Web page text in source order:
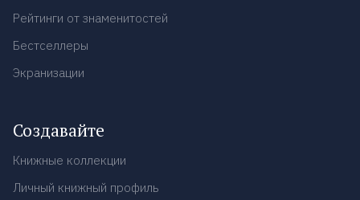
Рейтинги от знаменитостей
Бестселлеры
Экранизации
Создавайте
Книжные коллекции
Личный книжный профиль